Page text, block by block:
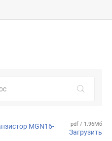
MGN16-
pdf / 1.96Мб
Загрузить